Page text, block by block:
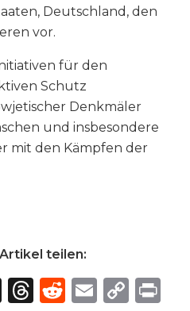
Deutschland, den
vor.
für den
Schutz
Denkmäler
und insbesondere
mit den Kämpfen der
teilen:
X
T
R
E
C